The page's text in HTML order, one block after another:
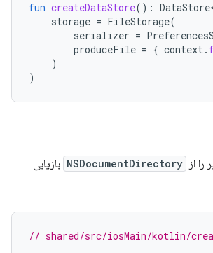
fun createDataStore():
storage = FileStorage(
serializer =
produceFile = { context.
)
)
NSDocumentDirectory بازیابی
// shared/src/iosMain/kotlin/